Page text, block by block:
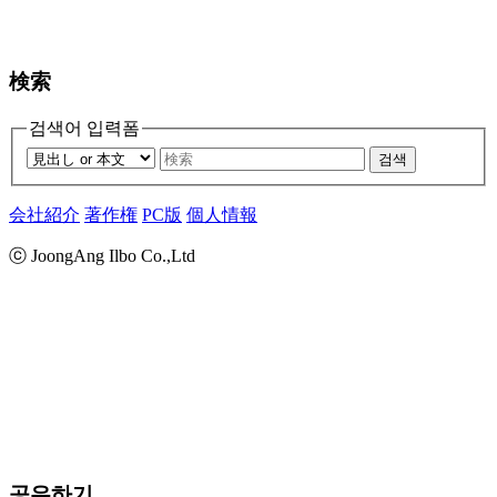
検索
검색어 입력폼
검색
会社紹介 著作権 PC版 個人情報
ⓒ JoongAng Ilbo Co.,Ltd